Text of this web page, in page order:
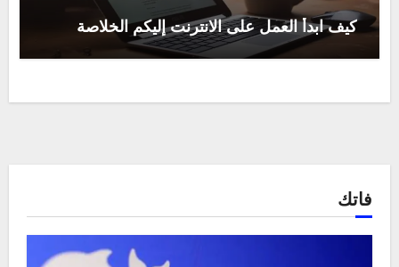
كيف ابدأ العمل على الانترنت إليكم الخلاصة
فاتك